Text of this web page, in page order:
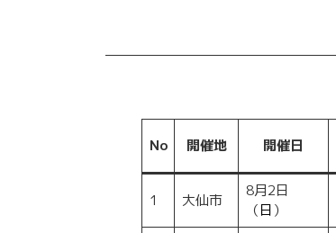
No 開催地 開催日
1 大仙市
8月2日
（日）